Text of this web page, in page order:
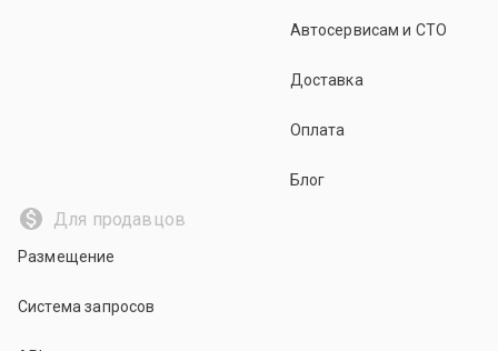
Автосервисам и СТО
Доставка
Оплата
Блог
Для продавцов
Размещение
Система запросов